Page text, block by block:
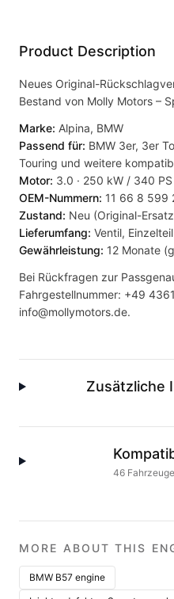
Product Description
Neues Original-
Bestand von Molly Motors –
Marke: Alpina, BMW
Passend für: BMW 3er, 3er
Touring und weitere
Motor: 3.0 · 250 kW / 340 PS
OEM-Nummern: 11 66 8 599
Zustand: Neu (Original-
Lieferumfang: Ventil, Einzelteil
Gewährleistung: 12 Monate
Bei Rückfragen zur
Fahrgestellnummer: +49
info@mollymotors.de.
Zusätzliche
46 Fahrzeuge
MORE ABOUT THIS
BMW B57 engine